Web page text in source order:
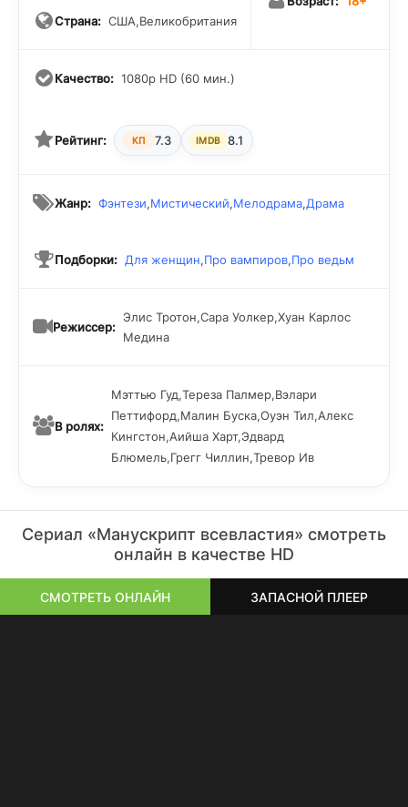
Страна: США,Великобритания
Качество: 1080p HD (60 мин.)
Рейтинг: КП 7.3 IMDB 8.1
Жанр: Фэнтези,Мистический,Мелодрама,Драма
Подборки: Для женщин,Про вампиров,Про ведьм
Режиссер:
Элис Тротон,Сара Уолкер,Хуан Карлос
Медина
В ролях:
Мэттью Гуд,Тереза Палмер,Вэлари
Петтифорд,Малин Буска,Оуэн Тил,Алекс
Кингстон,Аийша Харт,Эдвард
Блюмель,Грегг Чиллин,Тревор Ив
Сериал «Манускрипт всевластия» смотреть
онлайн в качестве HD
СМОТРЕТЬ ОНЛАЙН ЗАПАСНОЙ ПЛЕЕР